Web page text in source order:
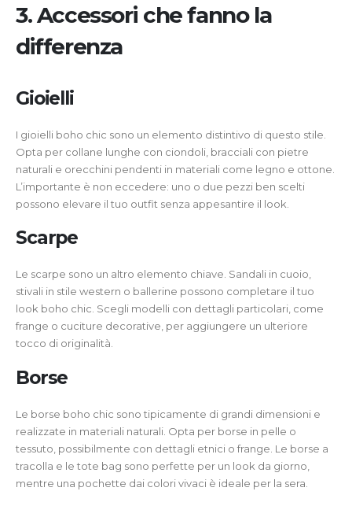
3. Accessori che fanno la
differenza
Gioielli
I gioielli boho chic sono un elemento distintivo di questo stile.
Opta per collane lunghe con ciondoli, bracciali con pietre
naturali e orecchini pendenti in materiali come legno e ottone.
L’importante è non eccedere: uno o due pezzi ben scelti
possono elevare il tuo outfit senza appesantire il look.
Scarpe
Le scarpe sono un altro elemento chiave. Sandali in cuoio,
stivali in stile western o ballerine possono completare il tuo
look boho chic. Scegli modelli con dettagli particolari, come
frange o cuciture decorative, per aggiungere un ulteriore
tocco di originalità.
Borse
Le borse boho chic sono tipicamente di grandi dimensioni e
realizzate in materiali naturali. Opta per borse in pelle o
tessuto, possibilmente con dettagli etnici o frange. Le borse a
tracolla e le tote bag sono perfette per un look da giorno,
mentre una pochette dai colori vivaci è ideale per la sera.